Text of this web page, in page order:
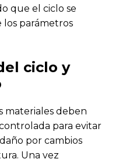
que el ciclo se
parámetros
ciclo y
materiales deben
para evitar
por cambios
Una vez